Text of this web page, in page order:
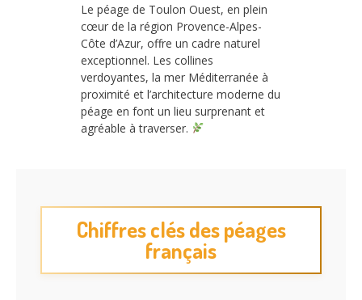
Le péage de Toulon Ouest, en plein
cœur de la région Provence-Alpes-
Côte d’Azur, offre un cadre naturel
exceptionnel. Les collines
verdoyantes, la mer Méditerranée à
proximité et l’architecture moderne du
péage en font un lieu surprenant et
agréable à traverser.
Chiffres clés des péages
français